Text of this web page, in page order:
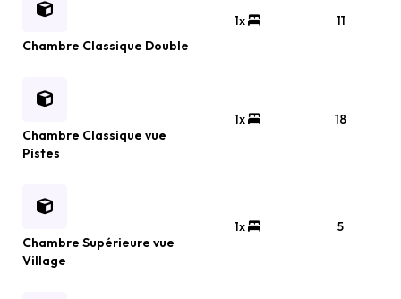
Chambre Classique Double
1x 11
Chambre Classique vue
Pistes
1x 18
Chambre Supérieure vue
Village
1x 5